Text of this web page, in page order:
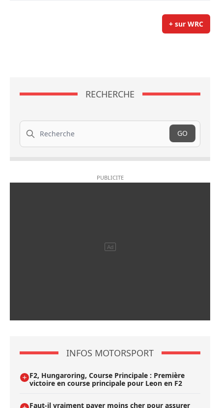
+ sur WRC
RECHERCHE
Recherche
GO
INFOS MOTORSPORT
F2, Hungaroring, Course Principale : Première
victoire en course principale pour Leon en F2
Faut-il vraiment payer moins cher pour assurer